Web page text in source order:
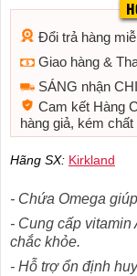
Đổi trả hàng
Giao hàng &
SÁNG nhận
Cam kết Hàng
hàng giả, kém
Hãng SX: Kirkland
- Chứa Omega
- Cung cấp
chắc khỏe.
- Hỗ trợ ổn định